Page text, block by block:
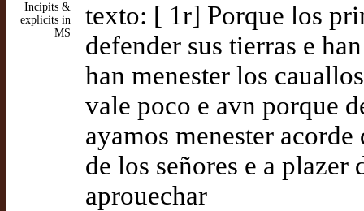
Incipits &
explicits in
MS
texto: [ 1r] Porque los
defender sus tierras e
han menester los
vale poco e avn porque
ayamos menester
de los señores e a plazer
aprouechar